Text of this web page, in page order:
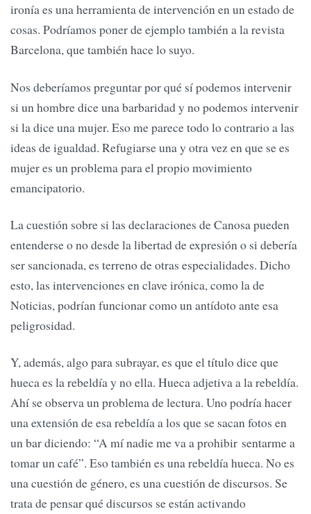
ironía es una herramienta de intervención en un estado de
cosas. Podríamos poner de ejemplo también a la revista
Barcelona, que también hace lo suyo.
Nos deberíamos preguntar por qué sí podemos intervenir
si un hombre dice una barbaridad y no podemos intervenir
si la dice una mujer. Eso me parece todo lo contrario a las
ideas de igualdad. Refugiarse una y otra vez en que se es
mujer es un problema para el propio movimiento
emancipatorio.
La cuestión sobre si las declaraciones de Canosa pueden
entenderse o no desde la libertad de expresión o si debería
ser sancionada, es terreno de otras especialidades. Dicho
esto, las intervenciones en clave irónica, como la de
Noticias, podrían funcionar como un antídoto ante esa
peligrosidad.
Y, además, algo para subrayar, es que el título dice que
hueca es la rebeldía y no ella. Hueca adjetiva a la rebeldía.
Ahí se observa un problema de lectura. Uno podría hacer
una extensión de esa rebeldía a los que se sacan fotos en
un bar diciendo: “A mí nadie me va a prohibir sentarme a
tomar un café”. Eso también es una rebeldía hueca. No es
una cuestión de género, es una cuestión de discursos. Se
trata de pensar qué discursos se están activando